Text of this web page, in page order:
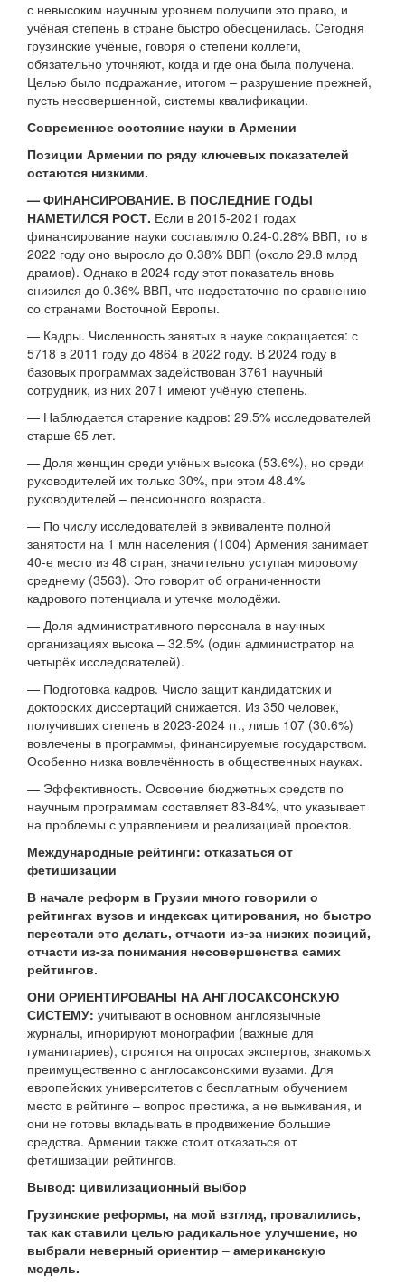
с невысоким научным уровнем получили это право, и
учёная степень в стране быстро обесценилась. Сегодня
грузинские учёные, говоря о степени коллеги,
обязательно уточняют, когда и где она была получена.
Целью было подражание, итогом – разрушение прежней,
пусть несовершенной, системы квалификации.
Современное состояние науки в Армении
Позиции Армении по ряду ключевых показателей
остаются низкими.
— ФИНАНСИРОВАНИЕ. В ПОСЛЕДНИЕ ГОДЫ
НАМЕТИЛСЯ РОСТ. Если в 2015-2021 годах
финансирование науки составляло 0.24-0.28% ВВП, то в
2022 году оно выросло до 0.38% ВВП (около 29.8 млрд
драмов). Однако в 2024 году этот показатель вновь
снизился до 0.36% ВВП, что недостаточно по сравнению
со странами Восточной Европы.
— Кадры. Численность занятых в науке сокращается: с
5718 в 2011 году до 4864 в 2022 году. В 2024 году в
базовых программах задействован 3761 научный
сотрудник, из них 2071 имеют учёную степень.
— Наблюдается старение кадров: 29.5% исследователей
старше 65 лет.
— Доля женщин среди учёных высока (53.6%), но среди
руководителей их только 30%, при этом 48.4%
руководителей – пенсионного возраста.
— По числу исследователей в эквиваленте полной
занятости на 1 млн населения (1004) Армения занимает
40-е место из 48 стран, значительно уступая мировому
среднему (3563). Это говорит об ограниченности
кадрового потенциала и утечке молодёжи.
— Доля административного персонала в научных
организациях высока – 32.5% (один администратор на
четырёх исследователей).
— Подготовка кадров. Число защит кандидатских и
докторских диссертаций снижается. Из 350 человек,
получивших степень в 2023-2024 гг., лишь 107 (30.6%)
вовлечены в программы, финансируемые государством.
Особенно низка вовлечённость в общественных науках.
— Эффективность. Освоение бюджетных средств по
научным программам составляет 83-84%, что указывает
на проблемы с управлением и реализацией проектов.
Международные рейтинги: отказаться от
фетишизации
В начале реформ в Грузии много говорили о
рейтингах вузов и индексах цитирования, но быстро
перестали это делать, отчасти из-за низких позиций,
отчасти из-за понимания несовершенства самих
рейтингов.
ОНИ ОРИЕНТИРОВАНЫ НА АНГЛОСАКСОНСКУЮ
СИСТЕМУ: учитывают в основном англоязычные
журналы, игнорируют монографии (важные для
гуманитариев), строятся на опросах экспертов, знакомых
преимущественно с англосаксонскими вузами. Для
европейских университетов с бесплатным обучением
место в рейтинге – вопрос престижа, а не выживания, и
они не готовы вкладывать в продвижение большие
средства. Армении также стоит отказаться от
фетишизации рейтингов.
Вывод: цивилизационный выбор
Грузинские реформы, на мой взгляд, провалились,
так как ставили целью радикальное улучшение, но
выбрали неверный ориентир – американскую
модель.